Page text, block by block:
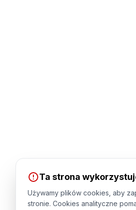
Ta strona
Używamy plików cookies, aby
stronie. Cookies analityczne